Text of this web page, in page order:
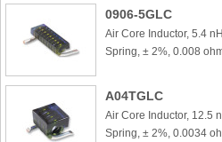
0906-5GLC
Air Core Inductor, 5.4
Spring, ± 2%, 0.008
A04TGLC
Air Core Inductor, 12.5
Spring, ± 2%, 0.0034